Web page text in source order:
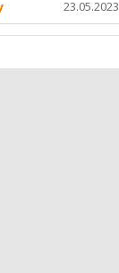
23.05.2023